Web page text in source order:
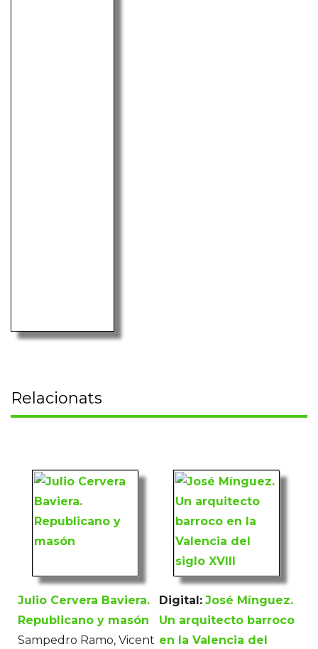
Relacionats
Julio Cervera Baviera.
Republicano y masón
Sampedro Ramo, Vicent
Digital: José Mínguez.
Un arquitecto barroco
en la Valencia del